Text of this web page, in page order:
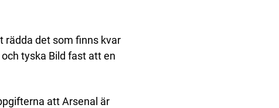
rädda det som finns kvar
tyska Bild fast att en
att Arsenal är